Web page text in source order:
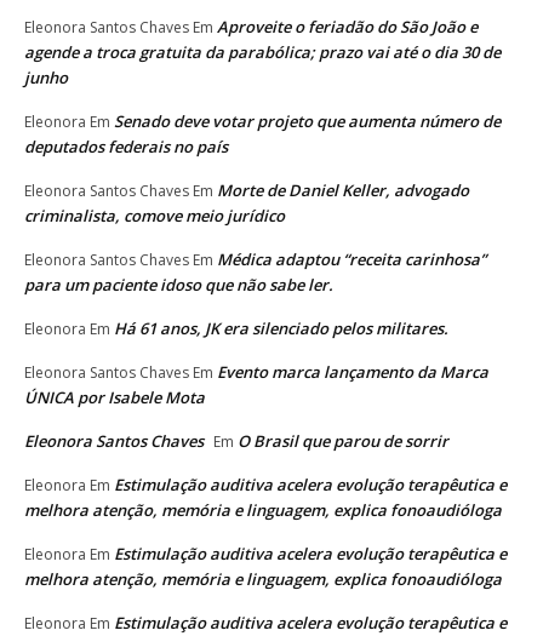
Eleonora Santos Chaves Em Aproveite o feriadão do São João e
agende a troca gratuita da parabólica; prazo vai até o dia 30 de
junho
Eleonora Em Senado deve votar projeto que aumenta número de
deputados federais no país
Eleonora Santos Chaves Em Morte de Daniel Keller, advogado
criminalista, comove meio jurídico
Eleonora Santos Chaves Em Médica adaptou “receita carinhosa”
para um paciente idoso que não sabe ler.
Eleonora Em Há 61 anos, JK era silenciado pelos militares.
Eleonora Santos Chaves Em Evento marca lançamento da Marca
ÚNICA por Isabele Mota
Eleonora Santos Chaves Em O Brasil que parou de sorrir
Eleonora Em Estimulação auditiva acelera evolução terapêutica e
melhora atenção, memória e linguagem, explica fonoaudióloga
Eleonora Em Estimulação auditiva acelera evolução terapêutica e
melhora atenção, memória e linguagem, explica fonoaudióloga
Eleonora Em Estimulação auditiva acelera evolução terapêutica e